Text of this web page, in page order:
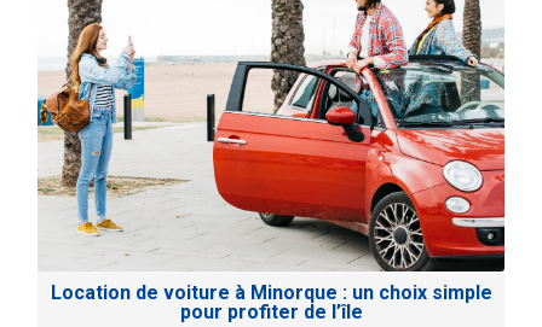
Location de voiture à Minorque : un choix simple
pour profiter de l’île